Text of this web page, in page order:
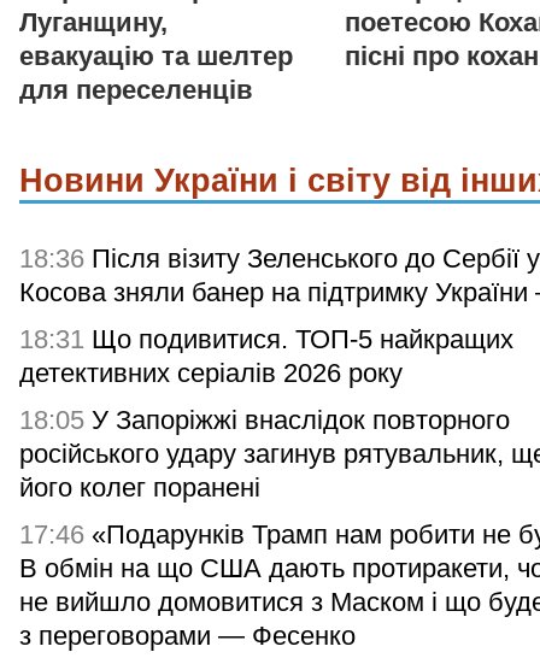
Луганщину,
евакуацію та шелтер
для переселенців
поетесою
пісні про
Новини України і світу від
18:36 Після візиту Зеленського до Сербії
Косова зняли банер на підтримку
18:31 Що подивитися. ТОП-5 найкращих
детективних серіалів 2026 року
18:05 У Запоріжжі внаслідок повторного
російського удару загинув рятувальник,
його колег поранені
17:46 «Подарунків Трамп нам робити не
В обмін на що США дають протиракети,
не вийшло домовитися з Маском і що
з переговорами — Фесенко